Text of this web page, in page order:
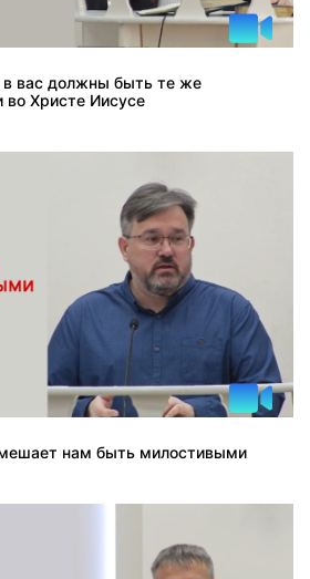
в вас должны быть те же
во Христе Иисусе
нам быть милостивыми